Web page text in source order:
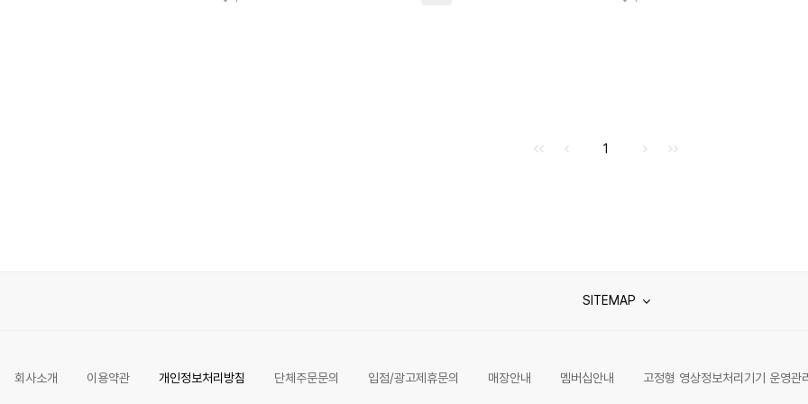
이전으로
1다음으로
SITEMAP
회사소개 이용약관 개인정보처리방침 단체주문문의 입점/광고제휴문의 매장안내 멤버십안내 고정형 영상정보처리기기 운영관